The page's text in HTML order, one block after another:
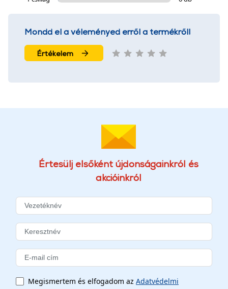
Mondd el a véleményed erről a termékről!
Értékelem
Értesülj elsőként újdonságainkról és
akcióinkról
Megismertem és elfogadom az Adatvédelmi